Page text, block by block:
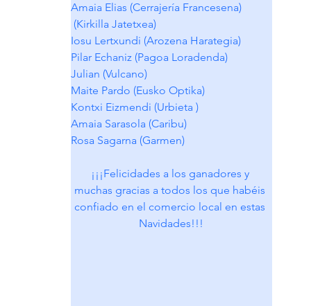
Amaia Elias (Cerrajería Francesena)
(Kirkilla Jatetxea)
Iosu Lertxundi (Arozena Harategia)
Pilar Echaniz (Pagoa Loradenda)
Julian (Vulcano)
Maite Pardo (Eusko Optika)
Kontxi Eizmendi (Urbieta )
Amaia Sarasola (Caribu)
Rosa Sagarna (Garmen)
¡¡¡Felicidades a los ganadores y
muchas gracias a todos los que habéis
confiado en el comercio local en estas
Navidades!!!